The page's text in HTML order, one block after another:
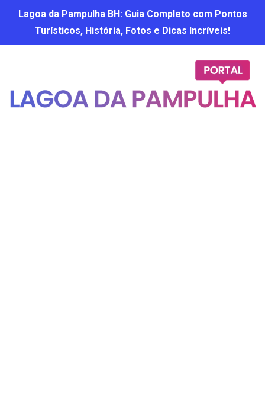
Lagoa da Pampulha BH: Guia Completo com Pontos
Turísticos, História, Fotos e Dicas Incríveis!